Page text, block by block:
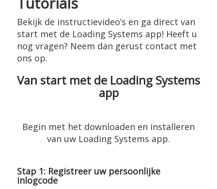
Bekijk de instructievideo’s en ga direct van
start met de Loading Systems app! Heeft u
nog vragen? Neem dan gerust contact met
ons op.
Van start met de Loading Systems
app
Begin met het downloaden en installeren
van uw Loading Systems app.
Stap 1: Registreer uw persoonlijke
inlogcode